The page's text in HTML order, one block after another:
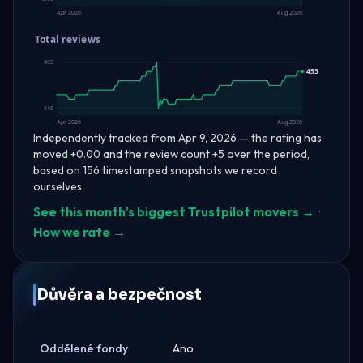
Apr 2026 Aug 2026
Total reviews
455
445
453
Apr 2026 Aug 2026
Independently tracked from Apr 9, 2026 — the rating has
moved +0.00 and the review count +5 over the period,
based on 156 timestamped snapshots we record
ourselves.
See this month's biggest Trustpilot movers → ·
How we rate →
Důvěra a bezpečnost
Oddělené fondy Ano